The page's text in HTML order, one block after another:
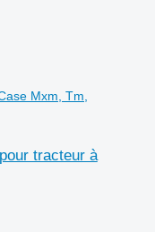
Mxm, Tm,
tracteur à